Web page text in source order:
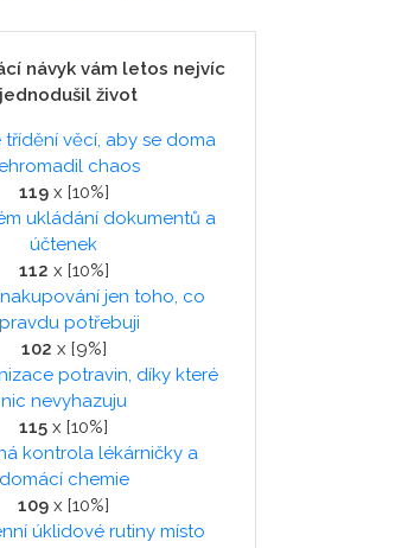
návyk vám letos nejvíc
život
třídění věcí, aby se doma
chaos
119x [10%]
ukládání dokumentů a
účtenek
112 x [10%]
jen toho, co
potřebuji
102 x [9%]
potravin, díky které
nic nevyhazuju
115 x [10%]
kontrola lékárničky a
domácí chemie
109 x [10%]
úklidové rutiny místo